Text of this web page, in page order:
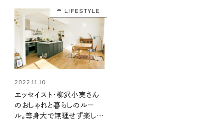
LIFESTYLE
2022.11.10
エッセイスト・柳沢小実さん
のおしゃれと暮らしのルー
ル。等身大で無理せず楽しむ